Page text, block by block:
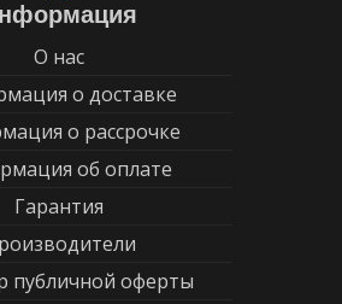
О нас
о доставке
о рассрочке
об оплате
Гарантия
публичной оферты